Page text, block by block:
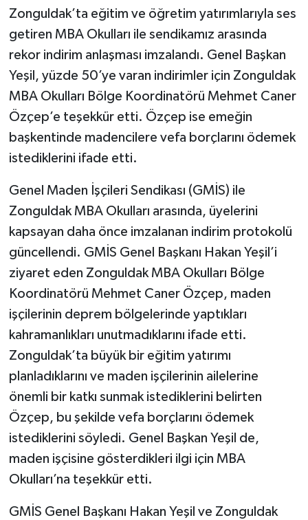
Zonguldak’ta eğitim ve öğretim yatırımlarıyla ses
getiren MBA Okulları ile sendikamız arasında
rekor indirim anlaşması imzalandı. Genel Başkan
Yeşil, yüzde 50’ye varan indirimler için Zonguldak
MBA Okulları Bölge Koordinatörü Mehmet Caner
Özçep’e teşekkür etti. Özçep ise emeğin
başkentinde madencilere vefa borçlarını ödemek
istediklerini ifade etti.
Genel Maden İşçileri Sendikası (GMİS) ile
Zonguldak MBA Okulları arasında, üyelerini
kapsayan daha önce imzalanan indirim protokolü
güncellendi. GMİS Genel Başkanı Hakan Yeşil’i
ziyaret eden Zonguldak MBA Okulları Bölge
Koordinatörü Mehmet Caner Özçep, maden
işçilerinin deprem bölgelerinde yaptıkları
kahramanlıkları unutmadıklarını ifade etti.
Zonguldak’ta büyük bir eğitim yatırımı
planladıklarını ve maden işçilerinin ailelerine
önemli bir katkı sunmak istediklerini belirten
Özçep, bu şekilde vefa borçlarını ödemek
istediklerini söyledi. Genel Başkan Yeşil de,
maden işçisine gösterdikleri ilgi için MBA
Okulları’na teşekkür etti.
GMİS Genel Başkanı Hakan Yeşil ve Zonguldak